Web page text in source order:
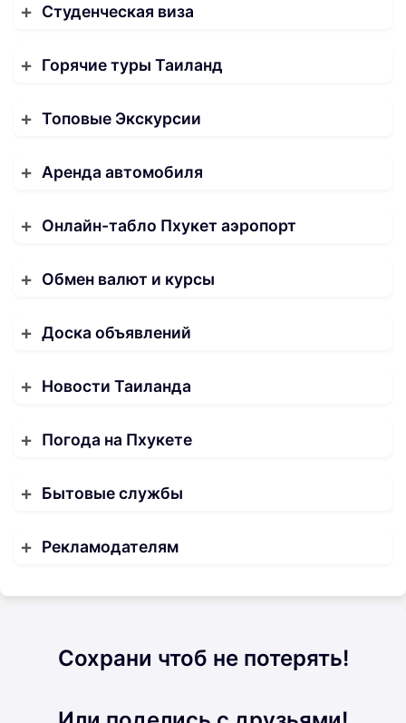
Студенческая виза
Горячие туры Таиланд
Топовые Экскурсии
Аренда автомобиля
Онлайн-табло Пхукет аэропорт
Обмен валют и курсы
Доска объявлений
Новости Таиланда
Погода на Пхукете
Бытовые службы
Рекламодателям
Сохрани чтоб не потерять!